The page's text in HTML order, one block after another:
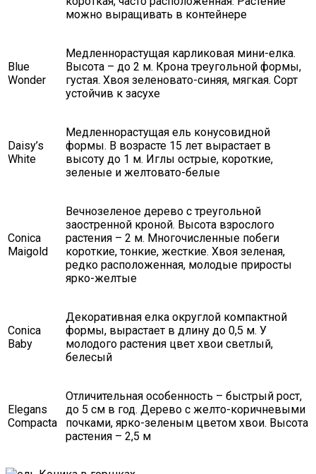
можно выращивать в контейнере
Blue
Wonder
Медленнорастущая карликовая мини-елка.
Высота – до 2 м. Крона треугольной формы,
густая. Хвоя зеленовато-синяя, мягкая. Сорт
устойчив к засухе
Daisy’s
White
Медленнорастущая ель конусовидной
формы. В возрасте 15 лет вырастает в
высоту до 1 м. Иглы острые, короткие,
зеленые и желтовато-белые
Conica
Maigold
Вечнозеленое дерево с треугольной
заостренной кроной. Высота взрослого
растения – 2 м. Многочисленные побеги
короткие, тонкие, жесткие. Хвоя зеленая,
редко расположенная, молодые приросты
ярко-желтые
Conica
Baby
Декоративная елка округлой компактной
формы, вырастает в длину до 0,5 м. У
молодого растения цвет хвои светлый,
белесый
Elegans
Compacta
Отличительная особенность – быстрый рост,
до 5 см в год. Дерево с желто-коричневыми
почками, ярко-зеленым цветом хвои. Высота
растения – 2,5 м